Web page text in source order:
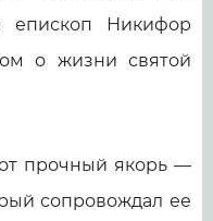
епископ Никифор
о жизни святой
прочный якорь —
сопровождал ее